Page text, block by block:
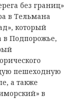
без границ»
в Тельмана
который
в Подпорожье,
пешеходную
а также
в